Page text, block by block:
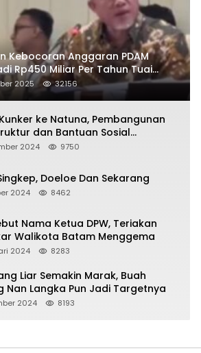
Kebocoran Anggaran PDAM
Rp450 Miliar Per Tahun Tuai
2025 32156
ke Natuna, Pembangunan
dan Bantuan Sosial
Hingga Pulau Tiga
2024 9750
Doeloe Dan Sekarang
2024 8462
Nama Ketua DPW, Teriakan
Walikota Batam Menggema
2024 8283
Liar Semakin Marak, Buah
Nan Langka Pun Jadi Targetnya
2024 8193